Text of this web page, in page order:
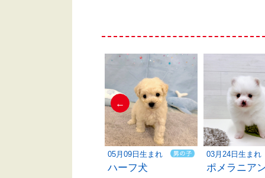
←
05月09日生まれ
ハーフ犬
03月24日生まれ
ポメラニア